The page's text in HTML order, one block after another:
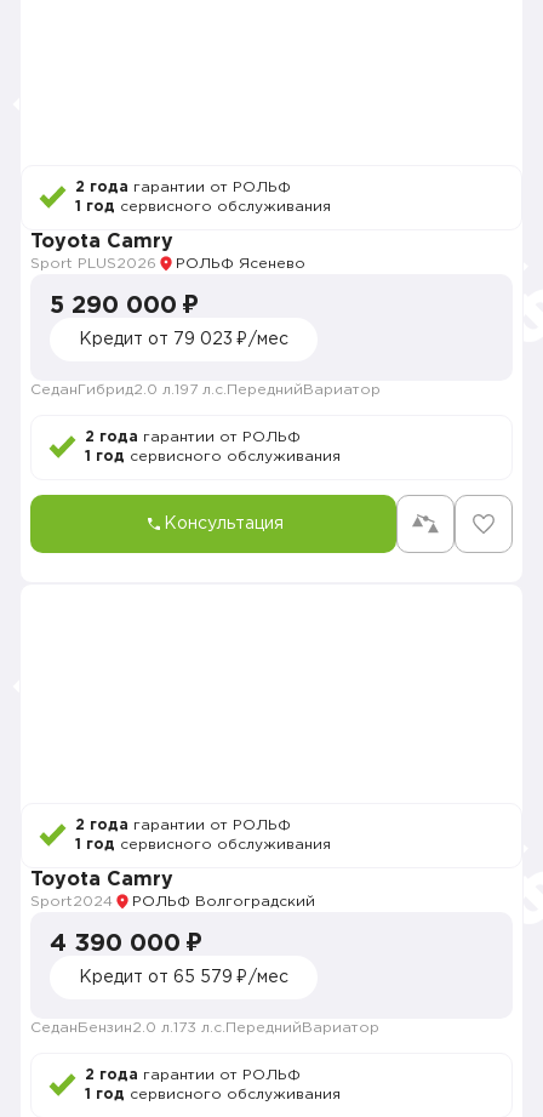
2 года гарантии от РОЛЬФ
1 год сервисного обслуживания
Toyota Camry
Sport PLUS2026 РОЛЬФ Ясенево
5 290 000 ₽
Кредит от 79 023 ₽/мес
Седан Гибрид2.0 л. 197 л.с. Передний Вариатор
2 года гарантии от РОЛЬФ
1 год сервисного обслуживания
Консультация
2 года гарантии от РОЛЬФ
1 год сервисного обслуживания
Toyota Camry
Sport2024 РОЛЬФ Волгоградский
4 390 000 ₽
Кредит от 65 579 ₽/мес
Седан Бензин2.0 л. 173 л.с. Передний Вариатор
2 года гарантии от РОЛЬФ
1 год сервисного обслуживания